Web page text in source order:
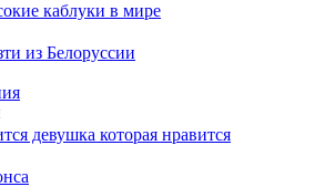
каблуки в мире
из Белоруссии
девушка которая нравится